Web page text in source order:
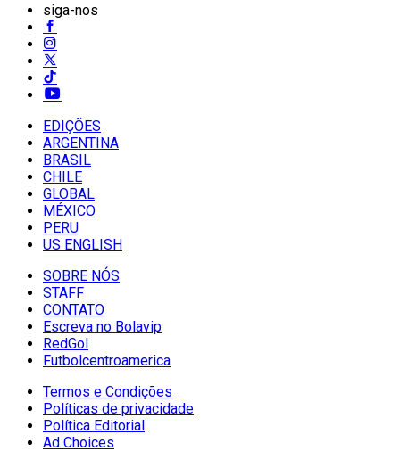
siga-nos
EDIÇÕES
ARGENTINA
BRASIL
CHILE
GLOBAL
MÉXICO
PERU
US ENGLISH
SOBRE NÓS
STAFF
CONTATO
Escreva no Bolavip
RedGol
Futbolcentroamerica
Termos e Condições
Políticas de privacidade
Política Editorial
Ad Choices